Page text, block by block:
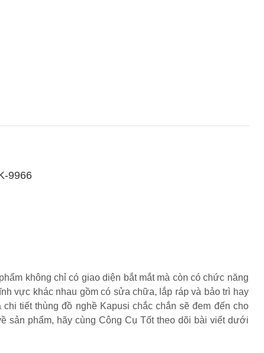
9966
không chỉ có giao diện bắt mắt mà còn có chức năng
vực khác nhau gồm có sửa chữa, lắp ráp và bảo trì hay
tiết thùng đồ nghề Kapusi chắc chắn sẽ đem đến cho
phẩm, hãy cùng Công Cụ Tốt theo dõi bài viết dưới